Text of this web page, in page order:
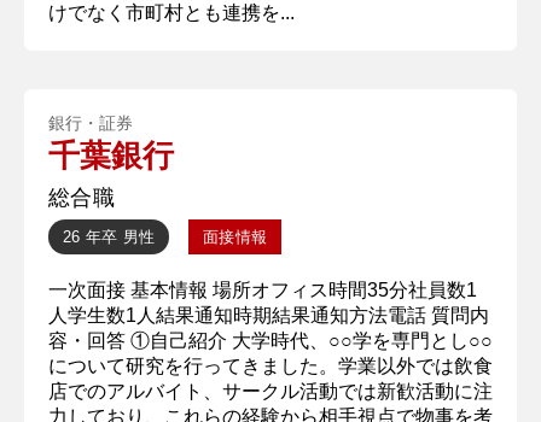
けでなく市町村とも連携を...
銀行・証券
千葉銀行
総合職
26 年卒 男性 面接情報
一次面接 基本情報 場所オフィス時間35分社員数1
人学生数1人結果通知時期結果通知方法電話 質問内
容・回答 ①自己紹介 大学時代、○○学を専門とし○○
について研究を行ってきました。学業以外では飲食
店でのアルバイト、サークル活動では新歓活動に注
力しており、これらの経験から相手視点で物事を考